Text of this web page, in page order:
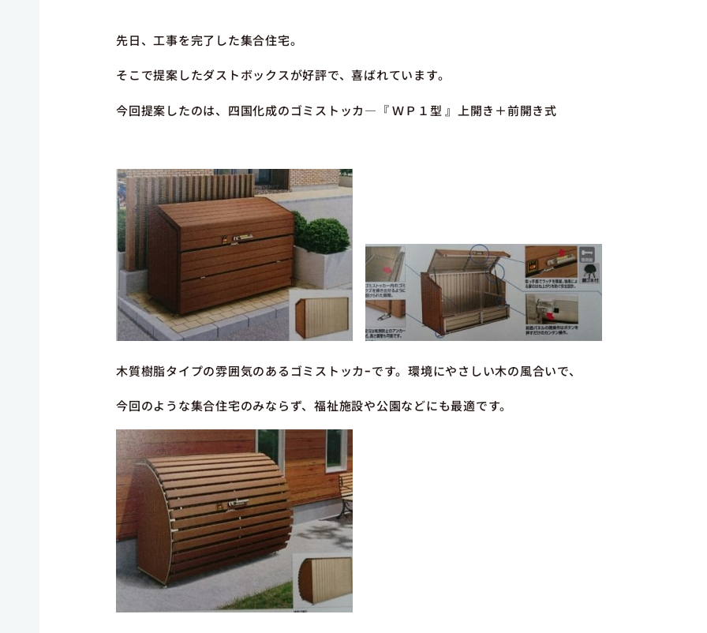
先日、工事を完了した集合住宅。
そこで提案したダストボックスが好評で、喜ばれています。
今回提案したのは、四国化成のゴミストッカ―『 ＷＰ１型 』上開き＋前開き式
木質樹脂タイプの雰囲気のあるゴミストッカｰです。環境にやさしい木の風合いで、
今回のような集合住宅のみならず、福祉施設や公園などにも最適です。